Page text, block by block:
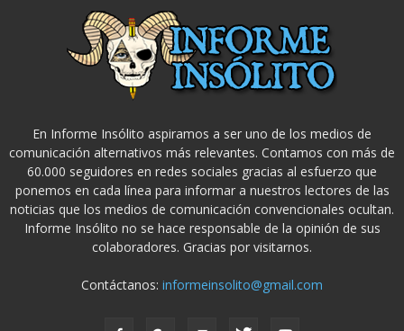
En Informe Insólito aspiramos a ser uno de los medios de
comunicación alternativos más relevantes. Contamos con más de
60.000 seguidores en redes sociales gracias al esfuerzo que
ponemos en cada línea para informar a nuestros lectores de las
noticias que los medios de comunicación convencionales ocultan.
Informe Insólito no se hace responsable de la opinión de sus
colaboradores. Gracias por visitarnos.
Contáctanos: informeinsolito@gmail.com